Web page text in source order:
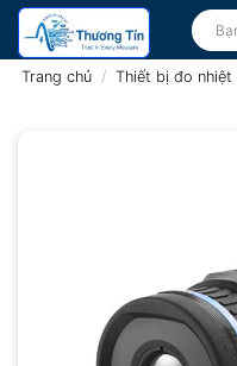
Bỏ
qua
nội
Tìm
kiếm:
Trang chủ / Thiết bị đo nhiệt